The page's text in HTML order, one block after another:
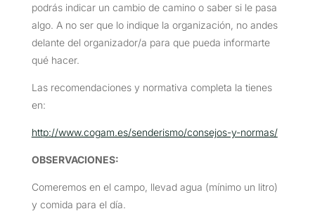
podrás indicar un cambio de camino o saber si le pasa
algo. A no ser que lo indique la organización, no andes
delante del organizador/a para que pueda informarte
qué hacer.
Las recomendaciones y normativa completa la tienes
en:
http://www.cogam.es/senderismo/consejos-y-normas/
OBSERVACIONES:
Comeremos en el campo, llevad agua (mínimo un litro)
y comida para el día.